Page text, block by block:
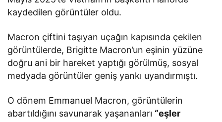
kaydedilen görüntüler oldu.
Macron çiftini taşıyan uçağın kapısında çekilen
görüntülerde, Brigitte Macron’un eşinin yüzüne
doğru ani bir hareket yaptığı görülmüş, sosyal
medyada görüntüler geniş yankı uyandırmıştı.
O dönem Emmanuel Macron, görüntülerin
abartıldığını savunarak yaşananları “eşler